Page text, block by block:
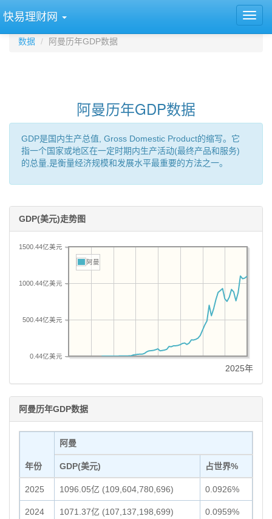
快易理财网
数据 阿曼历年GDP数据
阿曼历年GDP数据
GDP是国内生产总值, Gross Domestic Product的缩写。它
指一个国家或地区在一定时期内生产活动(最终产品和服务)
的总量,是衡量经济规模和发展水平最重要的方法之一。
GDP(美元)走势图
0.44亿美元
500.44亿美元
1000.44亿美元
1500.44亿美元
阿曼
2025年
阿曼历年GDP数据
年份
阿曼
GDP(美元) 占世界%
2025 1096.05亿 (109,604,780,696) 0.0926%
2024 1071.37亿 (107,137,198,699) 0.0959%